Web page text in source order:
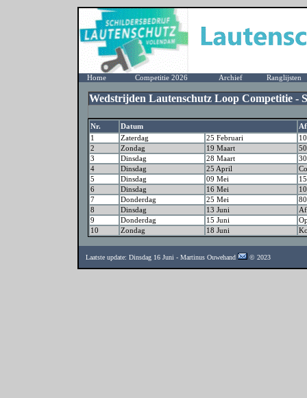
Home Competitie 2026 Archief Ranglijsten
Wedstrijden Lautenschutz Loop Competitie -
Nr. Datum
1
Zaterdag 25 Februari
2
Zondag 19 Maart
3
Dinsdag 28 Maart
4
Dinsdag 25 April
5
Dinsdag 09 Mei
6
Dinsdag 16 Mei
7
Donderdag 25 Mei
8
Dinsdag 13 Juni
9
Donderdag 15 Juni
10
Zondag 18 Juni
Laatste update: Dinsdag 16 Juni - Martinus Ouwehand © 2023